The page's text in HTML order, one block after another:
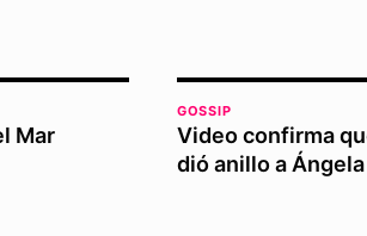
Mar
GOSSIP
Video confirma
dió anillo a